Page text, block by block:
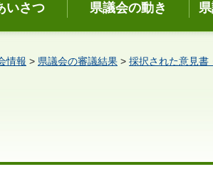
いさつ 県議会の動き
情報 > 県議会の審議結果 > 採択された意見書